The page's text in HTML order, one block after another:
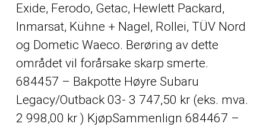
Exide, Ferodo, Getac, Hewlett Packard,
Inmarsat, Kühne + Nagel, Rollei, TÜV Nord
og Dometic Waeco. Berøring av dette
området vil forårsake skarp smerte.
684457 – Bakpotte Høyre Subaru
Legacy/Outback 03- 3 747,50 kr (eks. mva.
2 998,00 kr ) KjøpSammenlign 684467 –